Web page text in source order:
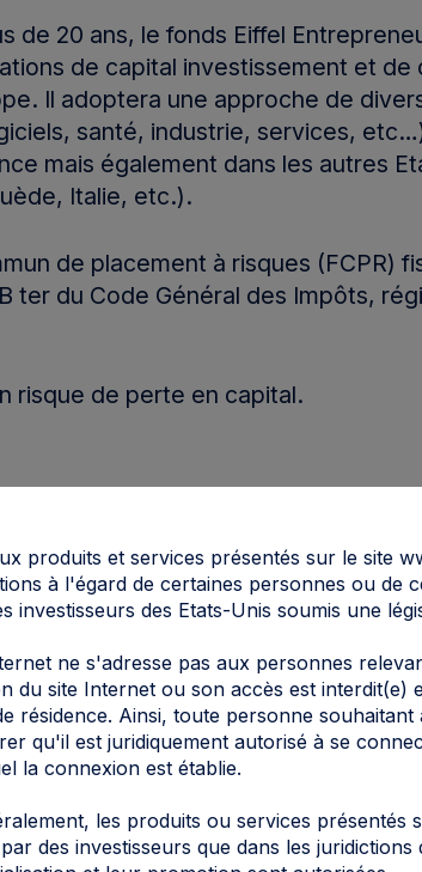
produits et services présentés sur le site
à l'égard de certaines personnes ou de
investisseurs des Etats-Unis soumis une
ne s'adresse pas aux personnes
du site Internet ou son accès est interdit(e)
résidence. Ainsi, toute personne
qu'il est juridiquement autorisé à se
la connexion est établie.
les produits ou services présentés
des investisseurs que dans les juridictions
de 20 ans, le fonds Eiffel
de capital investissement et de
Il adoptera une approche de
santé, industrie, services,
mais également dans les autres
Italie, etc.).
de placement à risques (FCPR)
ter du Code Général des Impôts,
risque de perte en capital.
les investissements en Europe
Allemagne et en Scandinavie. Eiffel
de terrain (visite des entreprises,
un risque de perte en capital